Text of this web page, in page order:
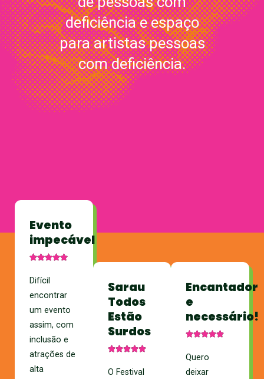
deficiência e espaço
para artistas pessoas
com deficiência.
Evento
impecável
Difícil
encontrar
um evento
assim, com
inclusão e
atrações de
alta
Sarau
Todos
Estão
Surdos
O Festival
Encantador
e
necessário!
Quero
deixar